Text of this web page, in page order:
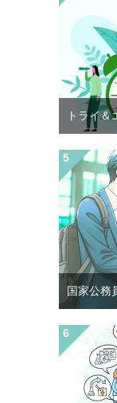
トライ
国家公務